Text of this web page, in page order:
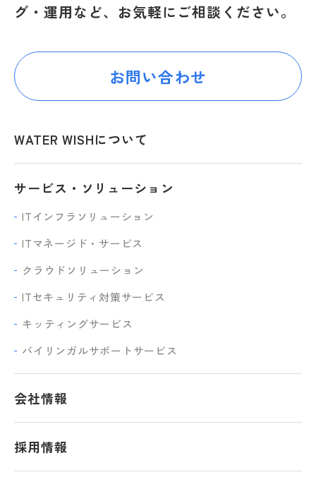
グ・運用など、お気軽にご相談ください。
お問い合わせ
WATER WISHについて
サービス・ソリューション
ITインフラソリューション
ITマネージド・サービス
クラウドソリューション
ITセキュリティ対策サービス
キッティングサービス
バイリンガルサポートサービス
会社情報
採用情報